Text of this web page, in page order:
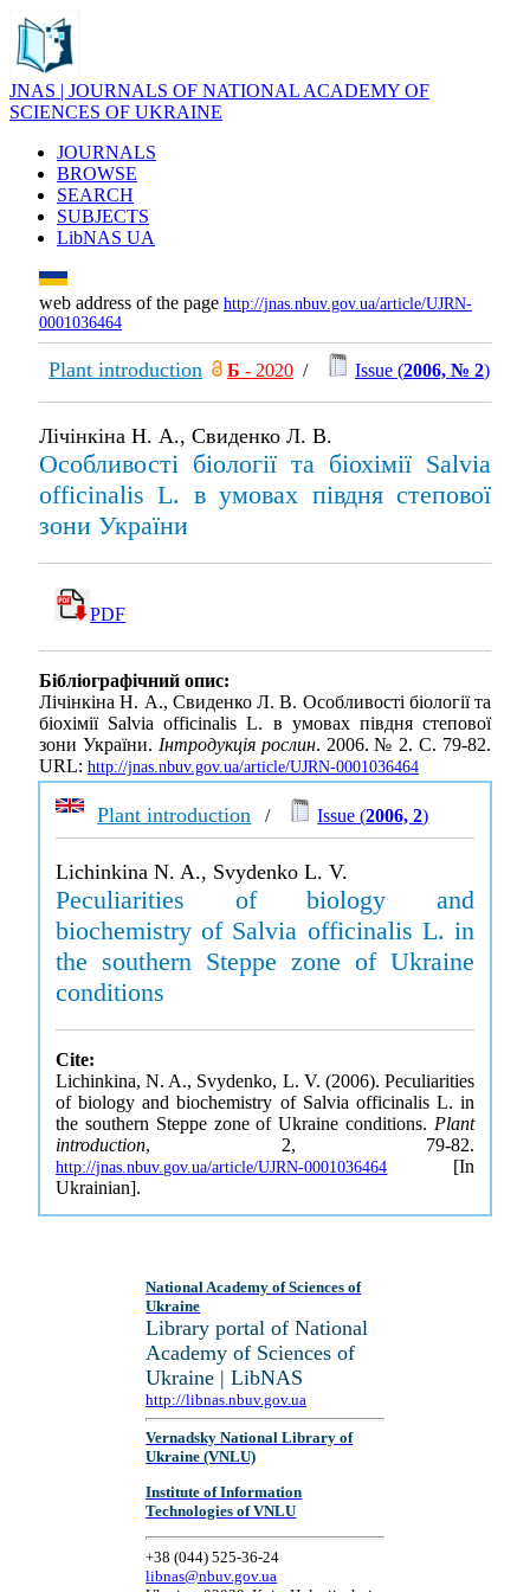
JNAS | JOURNALS OF NATIONAL ACADEMY OF
SCIENCES OF UKRAINE
JOURNALS
BROWSE
SEARCH
SUBJECTS
LibNAS UA
web address of the page http://jnas.nbuv.gov.ua/article/UJRN-
0001036464
Plant introduction Б - 2020 / Issue (2006, № 2)
Лічінкіна Н. А., Свиденко Л. В.
Особливості біології та біохімії Salvia
officinalis L. в умовах півдня степової
зони України
PDF
Бібліографічний опис:
Лічінкіна Н. А., Свиденко Л. В. Особливості біології та
біохімії Salvia officinalis L. в умовах півдня степової
зони України. Інтродукція рослин. 2006. № 2. С. 79-82.
URL: http://jnas.nbuv.gov.ua/article/UJRN-0001036464
Plant introduction / Issue (2006, 2)
Lichinkina N. A., Svydenko L. V.
Peculiarities of biology and
biochemistry of Salvia officinalis L. in
the southern Steppe zone of Ukraine
conditions
Cite:
Lichinkina, N. A., Svydenko, L. V. (2006). Peculiarities
of biology and biochemistry of Salvia officinalis L. in
the southern Steppe zone of Ukraine conditions. Plant
introduction, 2, 79-82.
http://jnas.nbuv.gov.ua/article/UJRN-0001036464 [In
Ukrainian].
National Academy of Sciences of
Ukraine
Library portal of National
Academy of Sciences of
Ukraine | LibNAS
http://libnas.nbuv.gov.ua
Vernadsky National Library of
Ukraine (VNLU)
Institute of Information
Technologies of VNLU
+38 (044) 525-36-24
libnas@nbuv.gov.ua